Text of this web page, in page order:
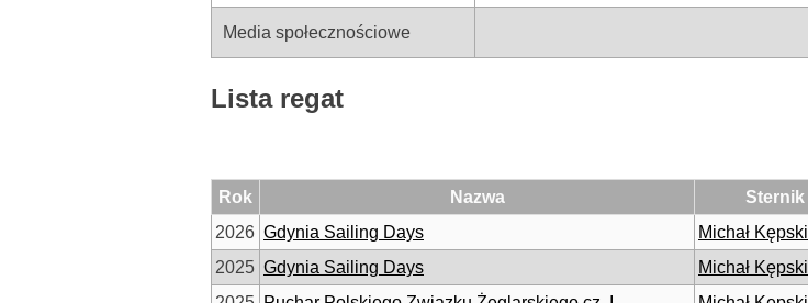
Media społecznościowe
Lista regat
Rok Nazwa Sternik
2026 Gdynia Sailing Days Michał Kępski
2025 Gdynia Sailing Days Michał Kępski